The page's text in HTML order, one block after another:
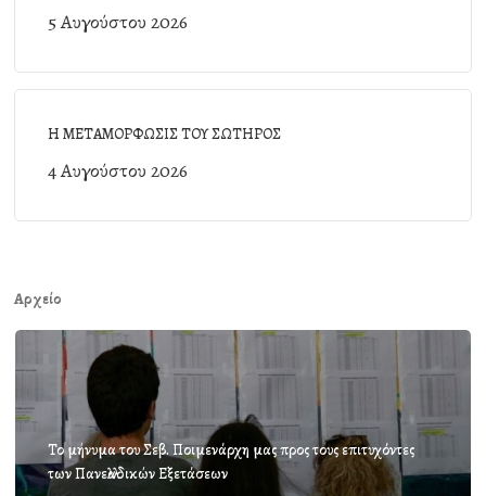
5 Αυγούστου 2026
Η ΜΕΤΑΜΟΡΦΩΣΙΣ ΤΟΥ ΣΩΤΗΡΟΣ
4 Αυγούστου 2026
Αρχείο
Το μήνυμα του Σεβ. Ποιμενάρχη μας προς τους επιτυχόντες
των Πανελλαδικών Εξετάσεων